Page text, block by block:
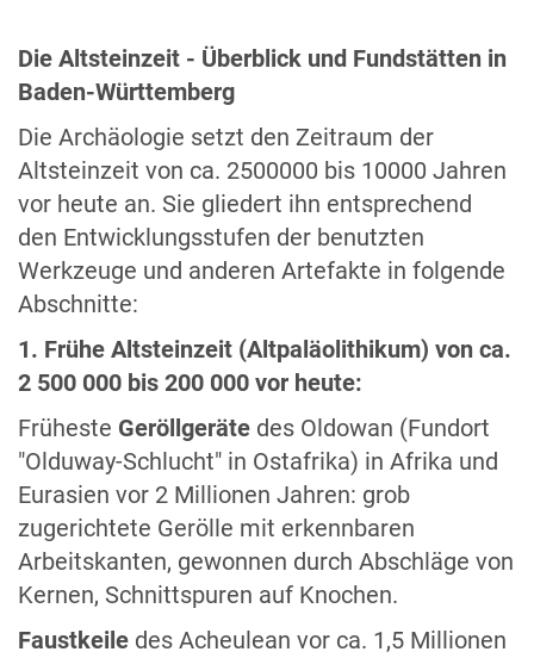
Die Altsteinzeit - Überblick und Fundstätten in
Baden-Württemberg
Die Archäologie setzt den Zeitraum der
Altsteinzeit von ca. 2500000 bis 10000 Jahren
vor heute an. Sie gliedert ihn entsprechend
den Entwicklungsstufen der benutzten
Werkzeuge und anderen Artefakte in folgende
Abschnitte:
1. Frühe Altsteinzeit (Altpaläolithikum) von ca.
2 500 000 bis 200 000 vor heute:
Früheste Geröllgeräte des Oldowan (Fundort
"Olduway-Schlucht" in Ostafrika) in Afrika und
Eurasien vor 2 Millionen Jahren: grob
zugerichtete Gerölle mit erkennbaren
Arbeitskanten, gewonnen durch Abschläge von
Kernen, Schnittspuren auf Knochen.
Faustkeile des Acheulean vor ca. 1,5 Millionen